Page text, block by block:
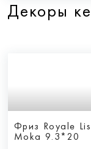
Декоры
Фриз Royale
Moka 9.3*20